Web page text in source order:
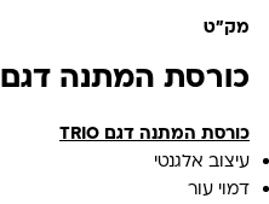
מק"ט
כורסת המתנה דגם TRIO
כורסת המתנה דגם TRIO
עיצוב אלגנטי
דמוי עור